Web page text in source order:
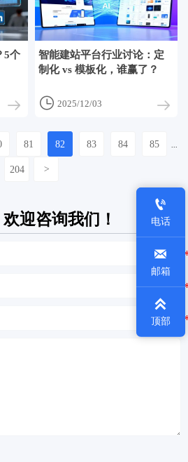
5个
智能建站平台行业讨论：定
制化 vs 模板化，谁赢了？
 2025/12/03
81 82 83 84 85
204 >
迎咨询我们！

电话

邮箱

顶部